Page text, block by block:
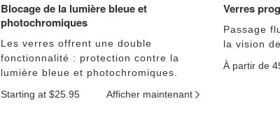
Blocage de la lumière bleue et
photochromiques
Les verres offrent une double
fonctionnalité : protection contre la
lumière bleue et photochromiques.
Starting at $25.95
Afficher maintenant
Verres
Passage
la vision
À partir de